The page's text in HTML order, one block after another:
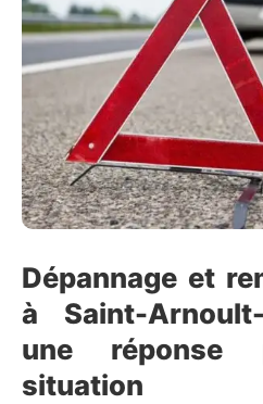
Dépannage et
à Saint-
une réponse
situation